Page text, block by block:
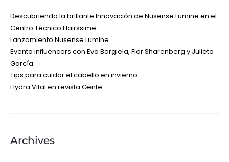
Descubriendo la brillante Innovación de Nusense Lumine en el
Centro Técnico Hairssime
Lanzamiento Nusense Lumine
Evento influencers con Eva Bargiela, Flor Sharenberg y Julieta
García
Tips para cuidar el cabello en invierno
Hydra Vital en revista Gente
Archives